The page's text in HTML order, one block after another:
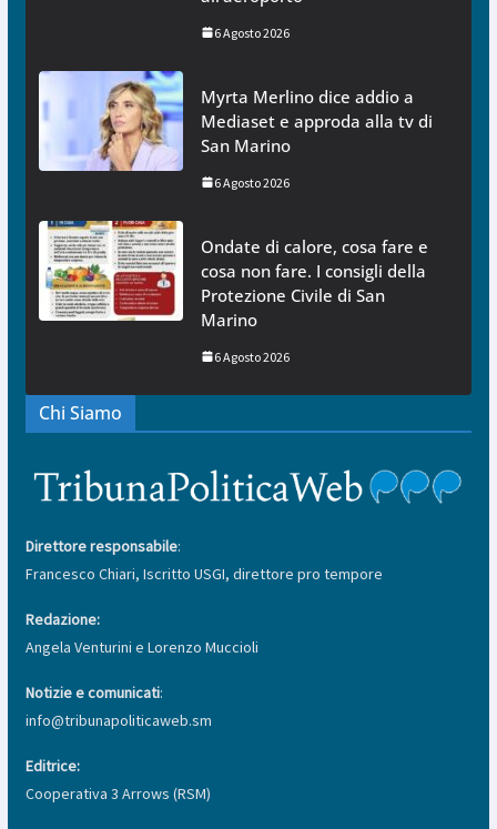
6 Agosto 2026
Myrta Merlino dice addio a
Mediaset e approda alla tv di
San Marino
6 Agosto 2026
Ondate di calore, cosa fare e
cosa non fare. I consigli della
Protezione Civile di San
Marino
6 Agosto 2026
Chi Siamo
Direttore responsabile:
Francesco Chiari, Iscritto USGI, direttore pro tempore
Redazione:
Angela Venturini e Lorenzo Muccioli
Notizie e comunicati:
info@tribunapoliticaweb.sm
Editrice:
Cooperativa 3 Arrows (RSM)